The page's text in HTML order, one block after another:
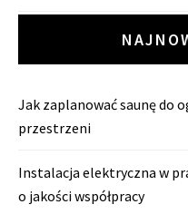
Jak zaplanować saunę do
przestrzeni
Instalacja elektryczna w
o jakości współpracy